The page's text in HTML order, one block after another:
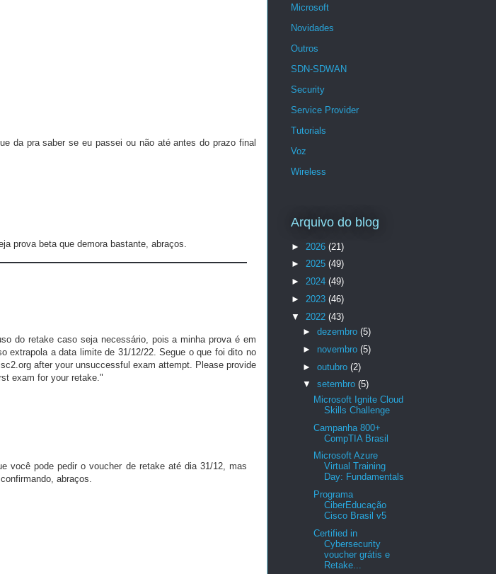
da pra saber se eu passei ou não até antes do prazo final
prova beta que demora bastante, abraços.
do retake caso seja necessário, pois a minha prova é em
extrapola a data limite de 31/12/22. Segue o que foi dito no
after your unsuccessful exam attempt. Please provide
exam for your retake."
você pode pedir o voucher de retake até dia 31/12, mas
abraços.
Microsoft
Novidades
Outros
SDN-SDWAN
Security
Service Provider
Tutorials
Voz
Wireless
Arquivo do blog
► 2026 (21)
► 2025 (49)
► 2024 (49)
► 2023 (46)
▼ 2022 (43)
► dezembro (5)
► novembro (5)
► outubro (2)
▼ setembro (5)
Microsoft Ignite Cloud
Skills Challenge
Campanha 800+
CompTIA Brasil
Microsoft Azure
Virtual Training
Day: Fundamentals
Programa
CiberEducação
Cisco Brasil v5
Certified in
Cybersecurity
voucher grátis e
Retake...